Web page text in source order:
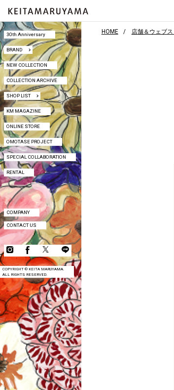
30th Anniversary
BRAND
NEW COLLECTION
COLLECTION ARCHIVE
SHOP LIST
KM MAGAZINE
ONLINE STORE
OMOTASE PROJECT
SPECIAL COLLABORATION
RENTAL
COMPANY
CONTACT US
30th Anniversary
BRAND
NEW COLLECTION
COLLECTION ARCHIVE
SHOP LIST
KM MAGAZINE
ONLINE STORE
OMOTASE PROJECT
SPECIAL COLLABORATION
RENTAL
COMPANY
CONTACT US
COPYRIGHT © KEITA MARUYAMA.
ALL RIGHTS RESERVED.
HOME 店舗＆ウェブ